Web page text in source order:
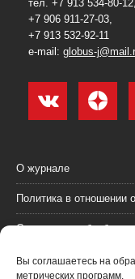
Вы соглашаетесь на
метрических программ.
тел. +7 913 534-80-12,
+7 906 911-27-03,
+7 913 532-92-11
e-mail: globus-
О журнале
Политика в отношении
Согласие на
Пользовательское